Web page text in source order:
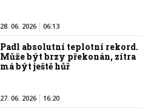
28. 06. 2026 06:13
Padl absolutní teplotní rekord.
Může být brzy překonán, zítra
má být ještě hůř
27. 06. 2026 16:20